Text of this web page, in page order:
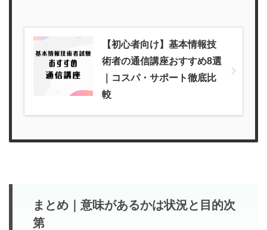
【初心者向け】基本情報技
術者の通信講座おすすめ8選
｜コスパ・サポート徹底比
較
まとめ｜意味があるかは状況と目的次
第